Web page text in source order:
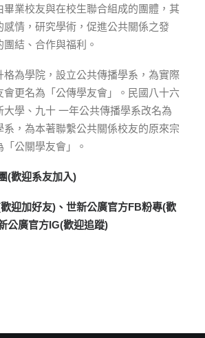
畢業校友與在校生聯合組成的團體，其
感情，研究學術，促進公共關係之發
結、合作與福利。
格為學院，設立公共傳播學系，為實際
會更名為「公傳學友會」。民國八十六
大學、九十 一年公共傳播學系改名為
系，為本著聯繫公共關係校友的原來宗
公關學友會」。
(歡迎系友加入)
迎加好友)、 世新公廣官方FB粉專(歡
公廣官方IG(歡迎追蹤)